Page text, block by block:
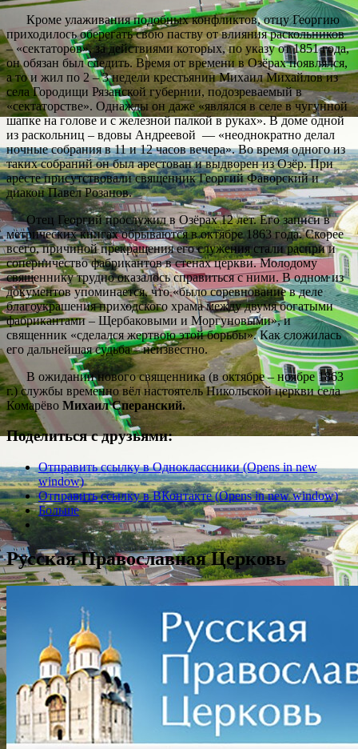
Кроме улаживания подобных конфликтов, отцу Георгию
приходилось оберегать свою паству от влияния раскольников
– «сектаторов», за действиями которых, по указу от 1851 года,
он обязан был следить. Время от времени в Озёрах появлялся,
а то и жил по 2 – 3 недели крестьянин Михаил Михайлов из
села Городищи Рязанской губернии, подозреваемый в
«сектаторстве». Однажды он даже «являлся в селе в чугунной
шапке на голове и с железной палкой в руках». В доме одной
из раскольниц – вдовы Андреевой — «неоднократно делал
ночные собрания в 11 и 12 часов вечера». Во время одного из
таких собраний он был арестован и выдворен из Озёр. При
аресте присутствовали священник Георгий Фаворский и
диакон Павел Розанов.
Отец Георгий прослужил в Озёрах 12 лет. Его записи в
метрических книгах обрываются в октябре 1863 года. Скорее
всего, причиной прекращения его служения стали распри и
соперничество фабрикантов в стенах церкви. Молодому
священнику трудно оказалось справиться с ними. В одном из
документов упоминается, что «было соревнование в деле
благоукрашения приходского храма между двумя богатыми
фабрикантами – Щербаковыми и Моргуновыми», и
священник «сделался жертвою этой борьбы». Как сложилась
его дальнейшая судьба – неизвестно.
В ожидании нового священника (в октябре – ноябре 1863
г.) службы временно вёл настоятель Никольской церкви села
Комарёво Михаил Сперанский.
Поделиться с друзьями:
Отправить ссылку в Одноклассники (Opens in new
window)
Отправить ссылку в ВКонтакте (Opens in new window)
Больше
Русская Православная Церковь